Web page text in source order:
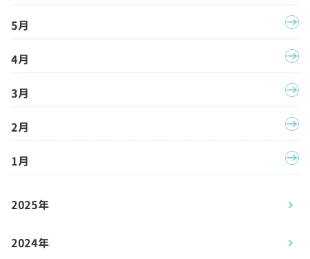
5月
4月
3月
2月
1月
2025年
2024年